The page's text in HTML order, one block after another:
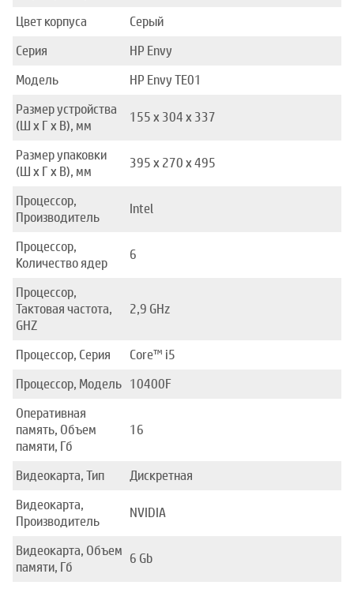
Цвет корпуса
Серый
Серия
HP Envy
Модель
HP Envy TE01
Размер устройства
(Ш x Г x В), мм
155 x 304 x 337
Размер упаковки
(Ш x Г x В), мм
395 x 270 x 495
Процессор,
Производитель
Intel
Процессор,
Количество ядер
6
Процессор,
Тактовая частота,
GHZ
2,9 GHz
Процессор, Серия
Core™ i5
Процессор, Модель 10400F
Оперативная
память, Объем
памяти, Гб
16
Видеокарта, Тип
Дискретная
Видеокарта,
Производитель
NVIDIA
Видеокарта, Объем
памяти, Гб
6 Gb